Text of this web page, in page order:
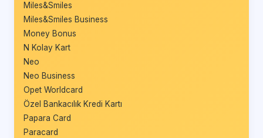
Miles&Smiles
Miles&Smiles Business
Money Bonus
N Kolay Kart
Neo
Neo Business
Opet Worldcard
Özel Bankacılık Kredi Kartı
Papara Card
Paracard